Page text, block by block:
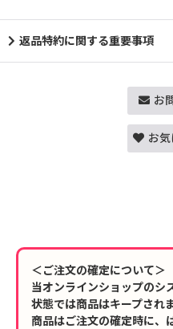
返品特約に関する重要事項
お
お
＜ご注文の確定について＞
当オンラインショップのシ
状態では商品はキープされ
商品はご注文の確定時に、